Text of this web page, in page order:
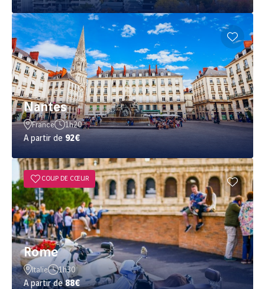
Nantes
France 1h20
A partir de 92€
COUP DE CŒUR
Rome
Italie 1h30
A partir de88€